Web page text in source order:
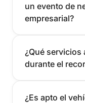
un evento de
empresarial?
¿Qué
durante el
¿Es apto el